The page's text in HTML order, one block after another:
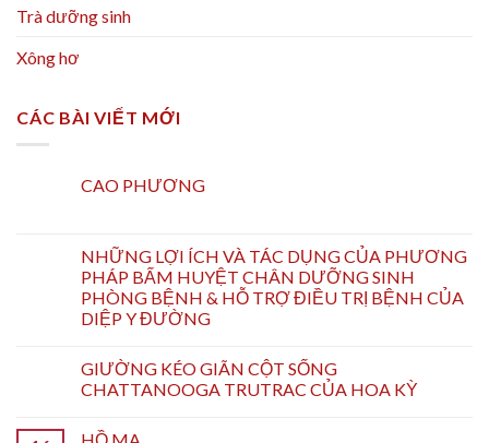
Trà dưỡng sinh
Xông hơ
CÁC BÀI VIẾT MỚI
CAO PHƯƠNG
NHỮNG LỢI ÍCH VÀ TÁC DỤNG CỦA PHƯƠNG
PHÁP BẤM HUYỆT CHÂN DƯỠNG SINH
PHÒNG BỆNH & HỖ TRỢ ĐIỀU TRỊ BỆNH CỦA
DIỆP Y ĐƯỜNG
GIƯỜNG KÉO GIÃN CỘT SỐNG
CHATTANOOGA TRUTRAC CỦA HOA KỲ
HỒ MA